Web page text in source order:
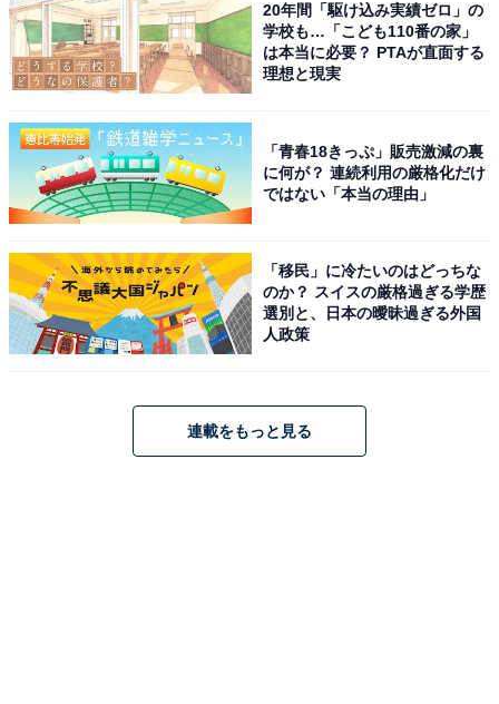
20年間「駆け込み実績ゼロ」の
学校も…「こども110番の家」
は本当に必要？ PTAが直面する
理想と現実
「青春18きっぷ」販売激減の裏
に何が？ 連続利用の厳格化だけ
ではない「本当の理由」
「移民」に冷たいのはどっちな
のか？ スイスの厳格過ぎる学歴
選別と、日本の曖昧過ぎる外国
人政策
連載をもっと見る